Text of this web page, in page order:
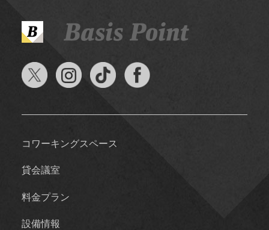
コワーキングスペース
貸会議室
料金プラン
設備情報